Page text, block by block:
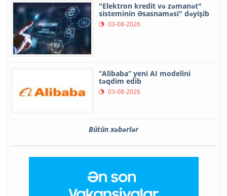
"Elektron kredit və zəmanət"
sisteminin Əsasnaməsi" dəyişib
03-08-2026
“Alibaba” yeni AI modelini
təqdim edib
03-08-2026
Bütün xəbərlər